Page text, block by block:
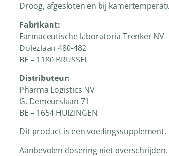
Droog, afgesloten en bij
Fabrikant:
Farmaceutische laboratoria Trenker NV
Dolezlaan 480-482
BE – 1180 BRUSSEL
Distributeur:
Pharma Logistics NV
G. Demeurslaan 71
BE – 1654 HUIZINGEN
Dit product is een voedingssupplement.
Aanbevolen dosering niet overschrijden.